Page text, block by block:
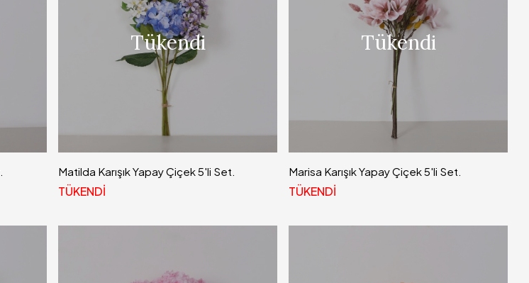
Tükendi
Matilda Karışık Yapay Çiçek 5'li Set.
TÜKENDİ
Tükendi
Marisa Karışık Yapay Çiçek 5'li Set.
TÜKENDİ